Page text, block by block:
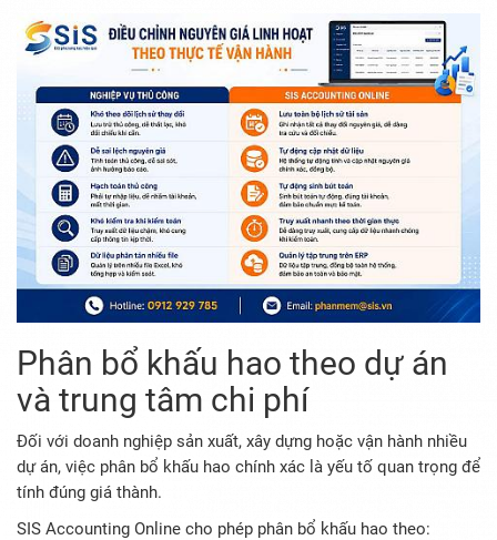
Phân bổ khấu hao theo dự án
và trung tâm chi phí
Đối với doanh nghiệp sản xuất, xây dựng hoặc vận hành nhiều
dự án, việc phân bổ khấu hao chính xác là yếu tố quan trọng để
tính đúng giá thành.
SIS Accounting Online cho phép phân bổ khấu hao theo: